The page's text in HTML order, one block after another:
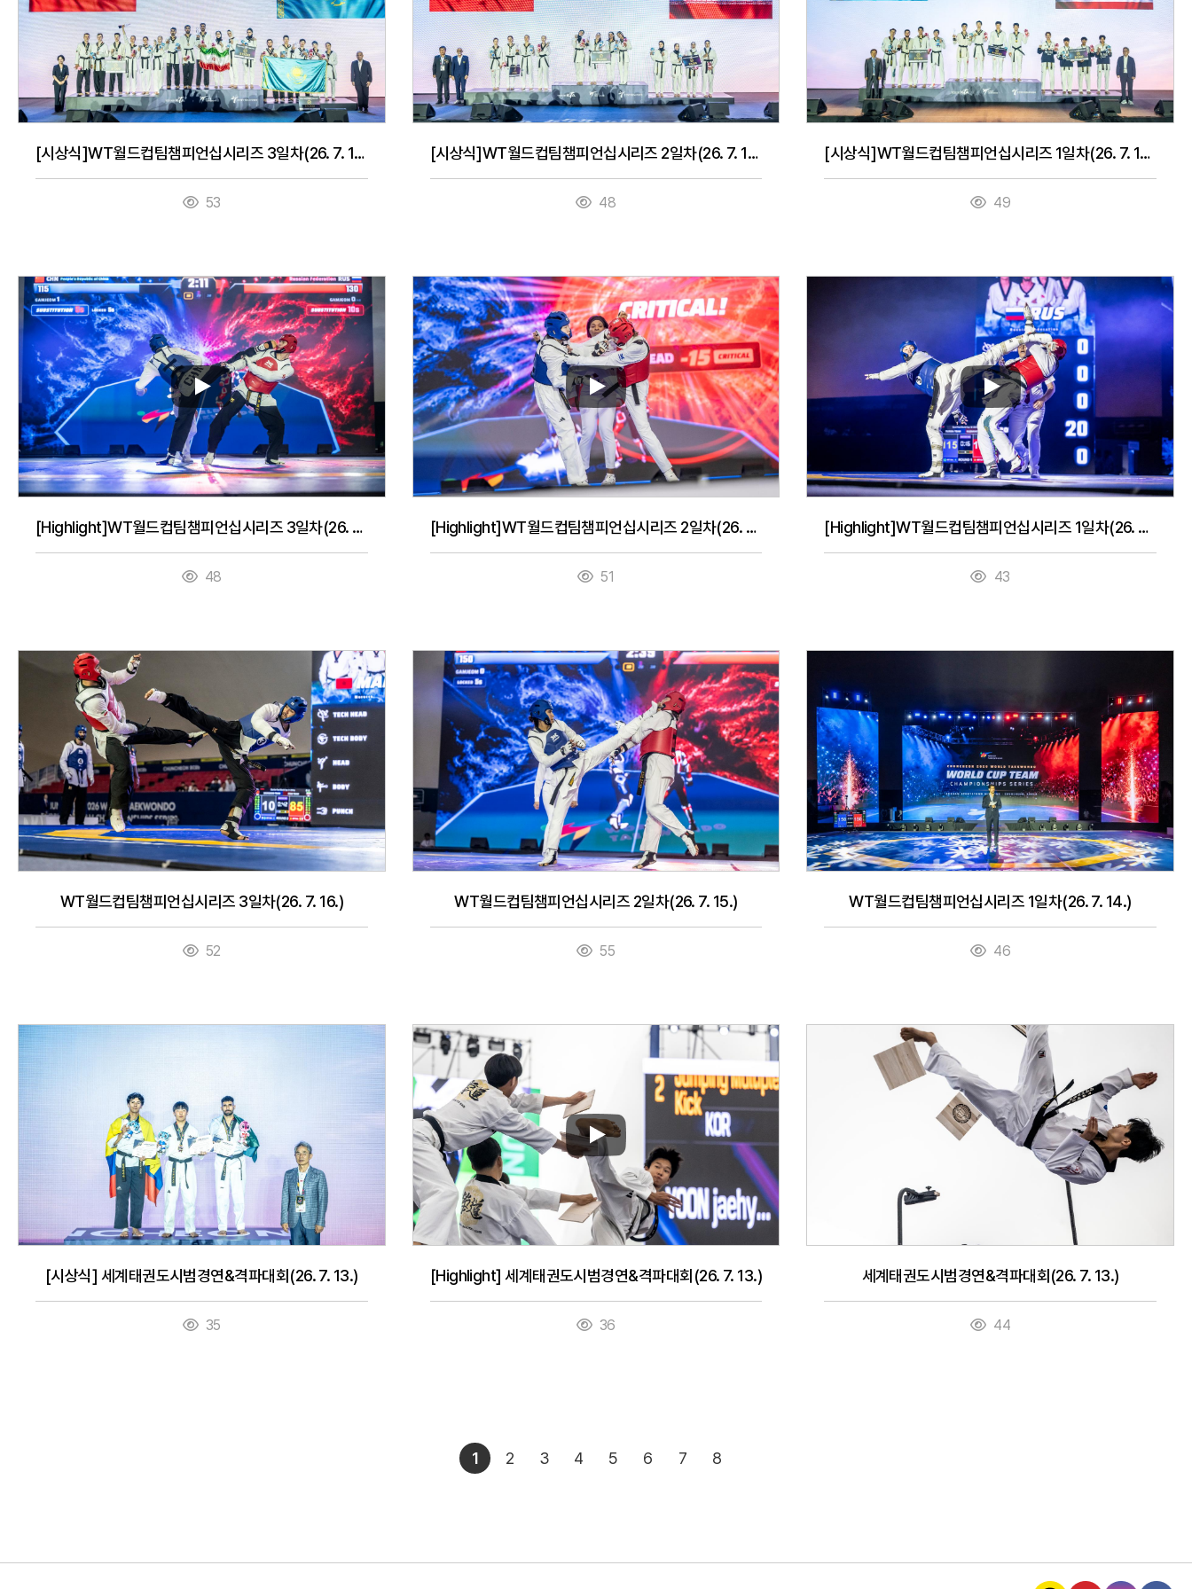
[시상식]WT월드컵팀챔피언십시리즈 3일차(26. 7. 16.)
53
[시상식]WT월드컵팀챔피언십시리즈 2일차(26. 7. 15.)
48
[시상식]WT월드컵팀챔피언십시리즈 1일차(26. 7. 14.)
49
[Highlight]WT월드컵팀챔피언십시리즈 3일차(26. 7. 16.)
48
[Highlight]WT월드컵팀챔피언십시리즈 2일차(26. 7. 15.)
51
[Highlight]WT월드컵팀챔피언십시리즈 1일차(26. 7. 14.)
43
WT월드컵팀챔피언십시리즈 3일차(26. 7. 16.)
52
WT월드컵팀챔피언십시리즈 2일차(26. 7. 15.)
55
WT월드컵팀챔피언십시리즈 1일차(26. 7. 14.)
46
[시상식] 세계태권도시범경연&격파대회(26. 7. 13.)
35
[Highlight] 세계태권도시범경연&격파대회(26. 7. 13.)
36
세계태권도시범경연&격파대회(26. 7. 13.)
44
1 2 3 4 5 6 7 8